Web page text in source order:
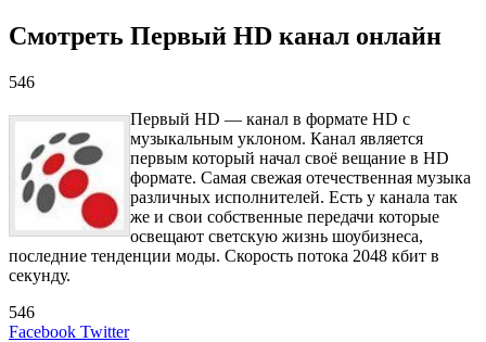
Смотреть Первый HD канал онлайн
546
Первый HD — канал в формате HD с
музыкальным уклоном. Канал является
первым который начал своё вещание в HD
формате. Самая свежая отечественная музыка
различных исполнителей. Есть у канала так
же и свои собственные передачи которые
освещают светскую жизнь шоубизнеса,
последние тенденции моды. Скорость потока 2048 кбит в
секунду.
546
Facebook TwitterLinkedIn
Tumblr
Reddit
Вконтакте
Одноклассники
Skype
Messenger
Messenger
WhatsApp
Telegram
Viber
Line
Поделиться
Печатать